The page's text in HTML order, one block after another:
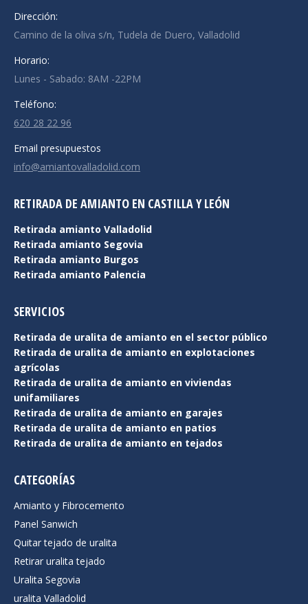
Dirección:
Camino de la oliva s/n, Tudela de Duero, Valladolid
Horario:
Lunes - Sabado: 8AM -22PM
Teléfono:
620 28 22 96
Email presupuestos
info@amiantovalladolid.com
RETIRADA DE AMIANTO EN CASTILLA Y LEÓN
Retirada amianto Valladolid
Retirada amianto Segovia
Retirada amianto Burgos
Retirada amianto Palencia
SERVICIOS
Retirada de uralita de amianto en el sector público
Retirada de uralita de amianto en explotaciones
agrícolas
Retirada de uralita de amianto en viviendas
unifamiliares
Retirada de uralita de amianto en garajes
Retirada de uralita de amianto en patios
Retirada de uralita de amianto en tejados
CATEGORÍAS
Amianto y Fibrocemento
Panel Sanwich
Quitar tejado de uralita
Retirar uralita tejado
Uralita Segovia
uralita Valladolid